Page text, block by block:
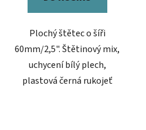
Plochý štětec o šíři
60mm/2,5". Štětinový mix,
uchycení bílý plech,
plastová černá rukojeť